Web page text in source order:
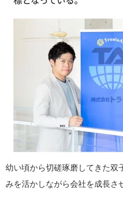
幼い頃から切磋琢磨してきた双
みを活かしながら会社を成長さ